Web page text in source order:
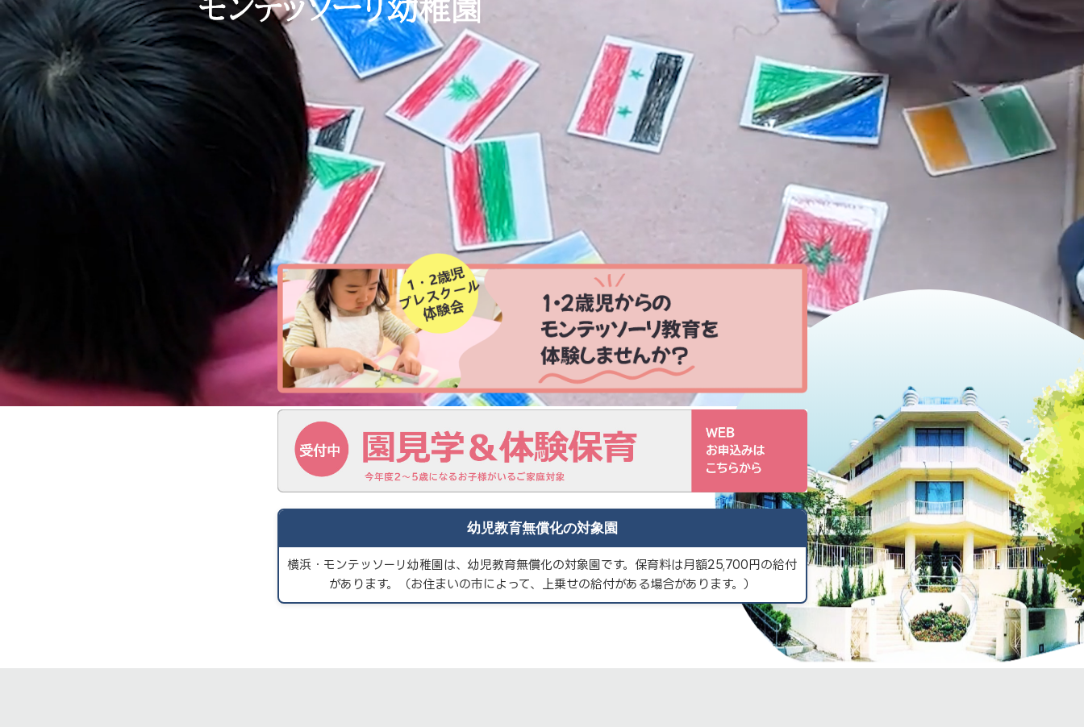
幼児教育無償化の対象園
横浜・モンテッソーリ幼稚園は、幼児教育無償化の対象園です。保育料は月額25,700円の給付
があります。（お住まいの市によって、上乗せの給付がある場合があります。）